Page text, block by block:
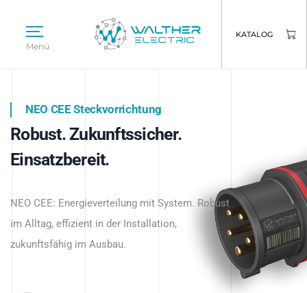
Menü
KATALOG
Intelligente Stromverteilung
beginnt hier.
NEO CEE Steckvorrichtung
Robust. Zukunftssicher.
Einsatzbereit.
NEO CEE: Energieverteilung mit System. Robust
im Alltag, effizient in der Installation,
zukunftsfähig im Ausbau.
Intelligenz trifft Energie.
Anwendungen – robust, IP-geschützt und
zukunftsfähig.